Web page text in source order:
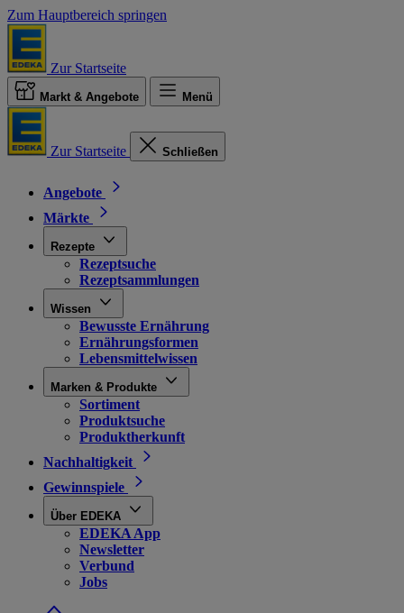
Zum Hauptbereich springen
Zur Startseite
Markt & Angebote Menü
Zur Startseite Schließen
Angebote
Märkte
Rezepte
Rezeptsuche
Rezeptsammlungen
Wissen
Bewusste Ernährung
Ernährungsformen
Lebensmittelwissen
Marken & Produkte
Sortiment
Produktsuche
Produktherkunft
Nachhaltigkeit
Gewinnspiele
Über EDEKA
EDEKA App
Newsletter
Verbund
Jobs